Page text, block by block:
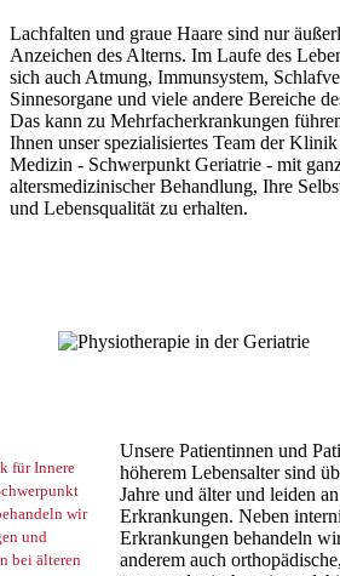
Lachfalten und graue Haare sind nur
Anzeichen des Alterns. Im Laufe des
sich auch Atmung, Immunsystem,
Sinnesorgane und viele andere Bereiche
Das kann zu Mehrfacherkrankungen
Ihnen unser spezialisiertes Team der
Medizin - Schwerpunkt Geriatrie - mit
altersmedizinischer Behandlung, Ihre
und Lebensqualität zu erhalten.
für Innere
wir
und
bei älteren
Unsere Patientinnen und
höherem Lebensalter sind
Jahre und älter und leiden
Erkrankungen. Neben
Erkrankungen behandeln
anderem auch orthopädische,